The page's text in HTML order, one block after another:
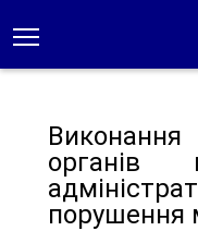
органів
порушення